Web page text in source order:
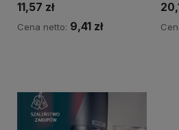
11,57 zł
Cena netto: 9,41 zł